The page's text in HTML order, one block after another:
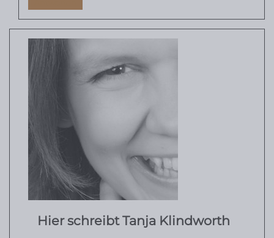
Hier schreibt Tanja Klindworth